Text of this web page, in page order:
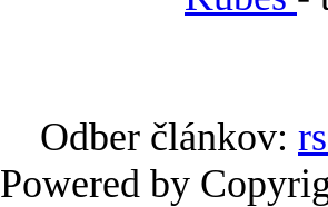
Odber článkov:
Powered by